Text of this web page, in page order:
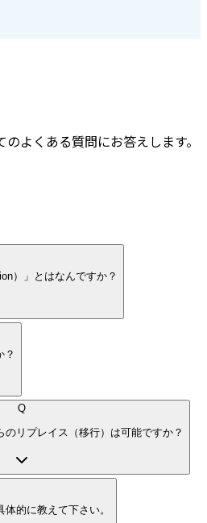
よくある質問にお答えします。
）」とはなんですか？
？
Q
リプレイス（移行）は可能ですか？
的に教えて下さい。